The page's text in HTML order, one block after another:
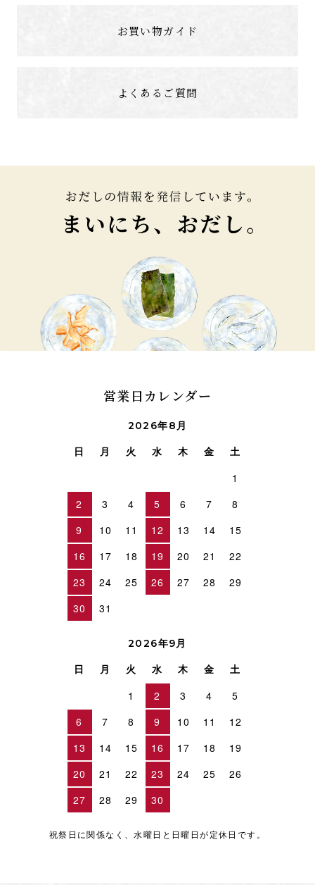
お買い物ガイド
よくあるご質問
営業日カレンダー
2026年8月
日 月 火 水 木 金 土
1
2
3 4 5 6 7
8
9
10 11 12 13 14
15
16
17 18 19 20 21
22
23
24 25 26 27 28
29
30
31
2026年9月
日 月 火 水 木 金 土
1 2 3 4
5
6
7 8 9 10 11
12
13
14 15 16 17 18
19
20
21 22 23 24 25
26
27
28 29 30
祝祭日に関係なく、水曜日と日曜日が定休日です。